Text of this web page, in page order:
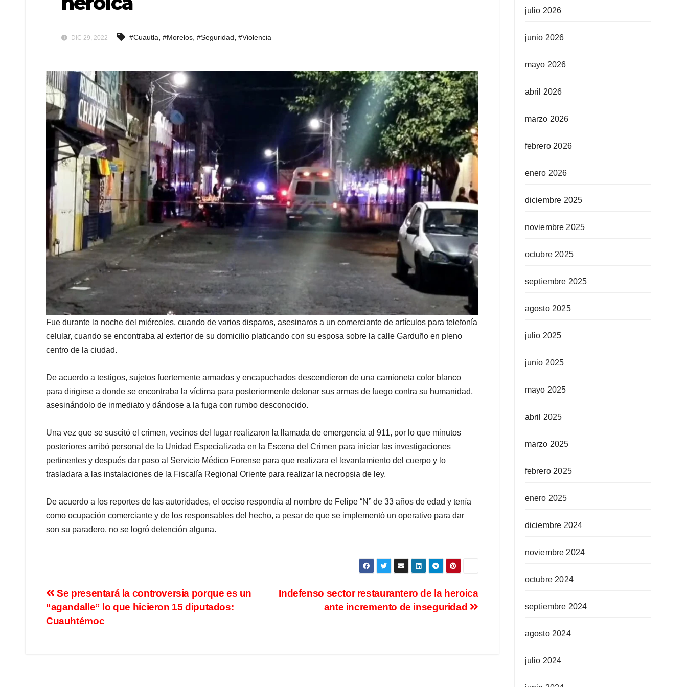
DIC 29, 2022 #Cuautla, #Morelos, #Seguridad, #Violencia
Fue durante la noche del miércoles, cuando de varios disparos, asesinaros a un comerciante de artículos para telefonía
celular, cuando se encontraba al exterior de su domicilio platicando con su esposa sobre la calle Garduño en pleno
centro de la ciudad.
De acuerdo a testigos, sujetos fuertemente armados y encapuchados descendieron de una camioneta color blanco
para dirigirse a donde se encontraba la víctima para posteriormente detonar sus armas de fuego contra su humanidad,
asesinándolo de inmediato y dándose a la fuga con rumbo desconocido.
Una vez que se suscitó el crimen, vecinos del lugar realizaron la llamada de emergencia al 911, por lo que minutos
posteriores arribó personal de la Unidad Especializada en la Escena del Crimen para iniciar las investigaciones
pertinentes y después dar paso al Servicio Médico Forense para que realizara el levantamiento del cuerpo y lo
trasladara a las instalaciones de la Fiscalía Regional Oriente para realizar la necropsia de ley.
De acuerdo a los reportes de las autoridades, el occiso respondía al nombre de Felipe “N” de 33 años de edad y tenía
como ocupación comerciante y de los responsables del hecho, a pesar de que se implementó un operativo para dar
son su paradero, no se logró detención alguna.
Indefenso sector restaurantero de la heroica
ante incremento de inseguridad
Se presentará la controversia porque es un
“agandalle” lo que hicieron 15 diputados:
Cuauhtémoc
julio 2026
junio 2026
mayo 2026
abril 2026
marzo 2026
febrero 2026
enero 2026
diciembre 2025
noviembre 2025
octubre 2025
septiembre 2025
agosto 2025
julio 2025
junio 2025
mayo 2025
abril 2025
marzo 2025
febrero 2025
enero 2025
diciembre 2024
noviembre 2024
octubre 2024
septiembre 2024
agosto 2024
julio 2024